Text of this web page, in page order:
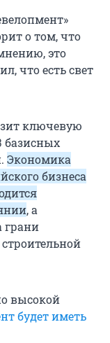
о том, что
это
что есть свет
ключевую
базисных
Экономика
бизнеса
, а
грани
высокой
будет иметь